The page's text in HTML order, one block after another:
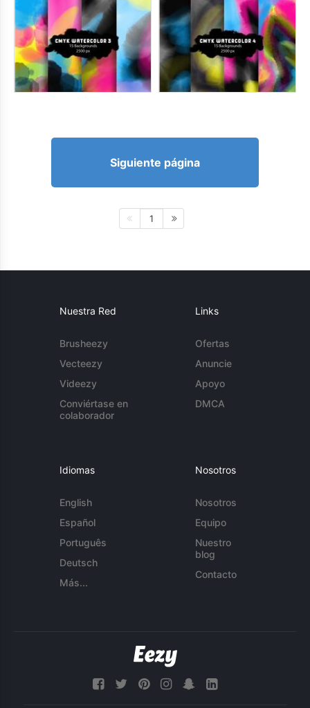
Siguiente página
1
Nuestra Red
Brusheezy
Vecteezy
Videezy
Conviértase en
colaborador
Links
Ofertas
Anuncie
Apoyo
DMCA
Idiomas
English
Español
Português
Deutsch
Más...
Nosotros
Nosotros
Equipo
Nuestro
blog
Contacto